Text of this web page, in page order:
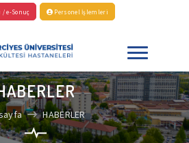
/ e-Sonuç Personel İşlemleri
HABERLER